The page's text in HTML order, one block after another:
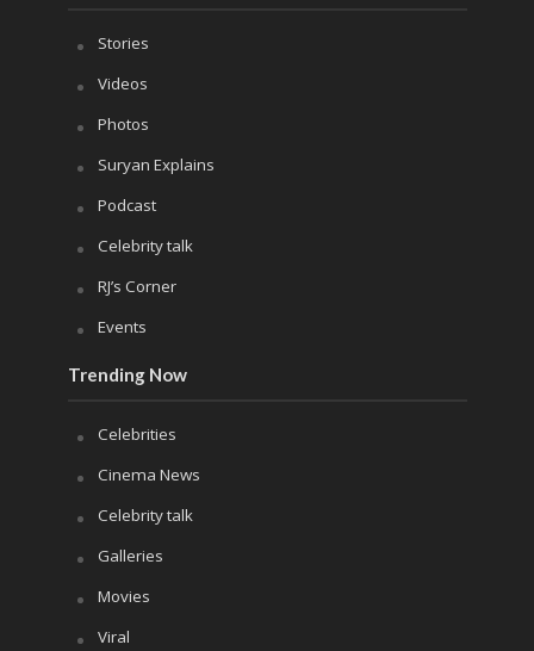
Stories
Videos
Photos
Suryan Explains
Podcast
Celebrity talk
RJ’s Corner
Events
Trending Now
Celebrities
Cinema News
Celebrity talk
Galleries
Movies
Viral